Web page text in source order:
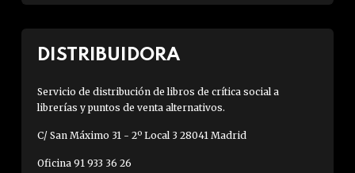
DISTRIBUIDORA
Servicio de distribución de libros de crítica social a
librerías y puntos de venta alternativos.
C/ San Máximo 31 - 2º Local 3 28041 Madrid
Oficina 91 933 36 26